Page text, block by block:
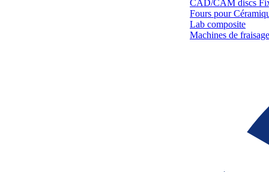
CAD/CAM discs
Fours pour
Lab composite
Machines de